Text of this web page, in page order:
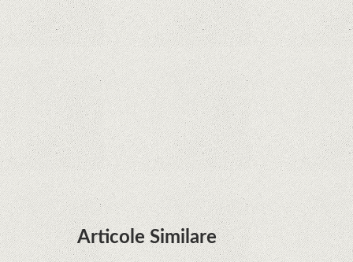
Zvon: aplicațiile Google nu se mai pot instala pe
terminalele Huawei cu procesoare Kirin
Huawei P50 primeşte o posibilă dată de lansare
şi e mai curând decât credeam; Are cameră
telephoto cu zoom optic variabil
Articole Similare